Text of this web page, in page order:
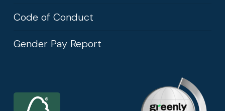
Code of Conduct
Gender Pay Report